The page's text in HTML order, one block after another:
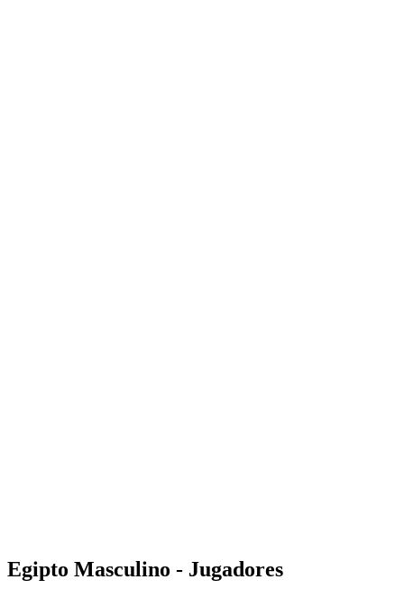
Egipto Masculino - Jugadores